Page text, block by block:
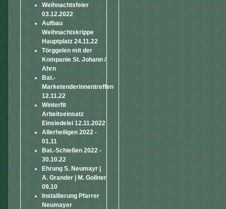
Weihnachtsfeier
03.12.2022
Aufbau
Weihnachtskrippe
Hauptplatz 24.11.22
Törggelen mit der
Kompanie St. Johann /
Ahrn
Bat.-
Marketenderinnentreffen
12.11.22
Winterfit
Arbeitseinsatz
Einsiedelei 12.11.2022
Allerheiligen 2022 -
01.11
Bat.-Schießen 2022 -
30.10.22
Ehrung S. Neumayr |
A. Grander | M. Gollner
09.10
Installierung Pfarrer
Neumayer